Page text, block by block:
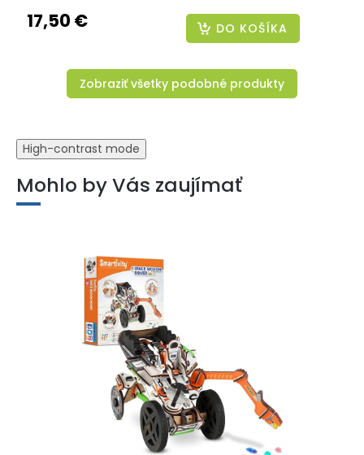
17,50 € DO KOŠÍKA
Zobraziť všetky podobné produkty
High-contrast mode
Mohlo by Vás zaujímať